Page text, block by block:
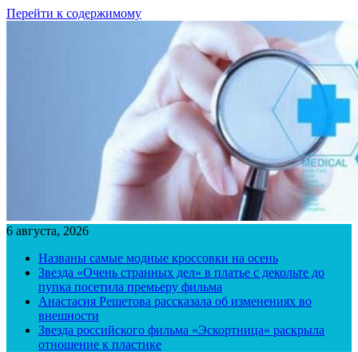
Перейти к содержимому
6 августа, 2026
Названы самые модные кроссовки на осень
Звезда «Очень странных дел» в платье с декольте до
пупка посетила премьеру фильма
Анастасия Решетова рассказала об изменениях во
внешности
Звезда российского фильма «Эскортница» раскрыла
отношение к пластике